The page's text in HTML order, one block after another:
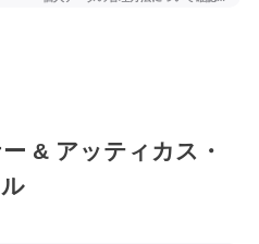
& アッティカス・